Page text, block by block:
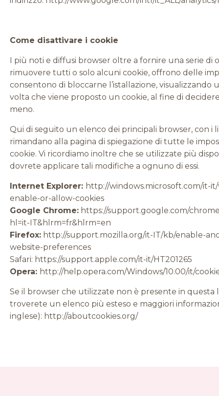
Come disattivare i cookie
I più noti e diffusi browser oltre a fornire una serie di
rimuovere tutti o solo alcuni cookie, offrono delle
consentono di bloccarne l’istallazione, visualizzando
volta che viene proposto un cookie, al fine di
meno.
Qui di seguito un elenco dei principali browser, con i
rimandano alla pagina di spiegazione di tutte le
cookie. Vi ricordiamo inoltre che se utilizzate più
dovrete applicare tali modifiche a ognuno di essi.
Internet Explorer: http://windows.microsoft.com/it-
enable-or-allow-cookies
Google Chrome: https://support.google.com/
hl=it-IT&hlrm=fr&hlrm=en
Firefox: http://support.mozilla.org/it-IT/kb/enable-
website-preferences
Safari: https://support.apple.com/it-it/HT201265
Opera: http://help.opera.com/Windows/10.00/it/
Se il browser che utilizzate non è presente in questa
troverete un elenco più esteso e maggiori
inglese): http://aboutcookies.org/